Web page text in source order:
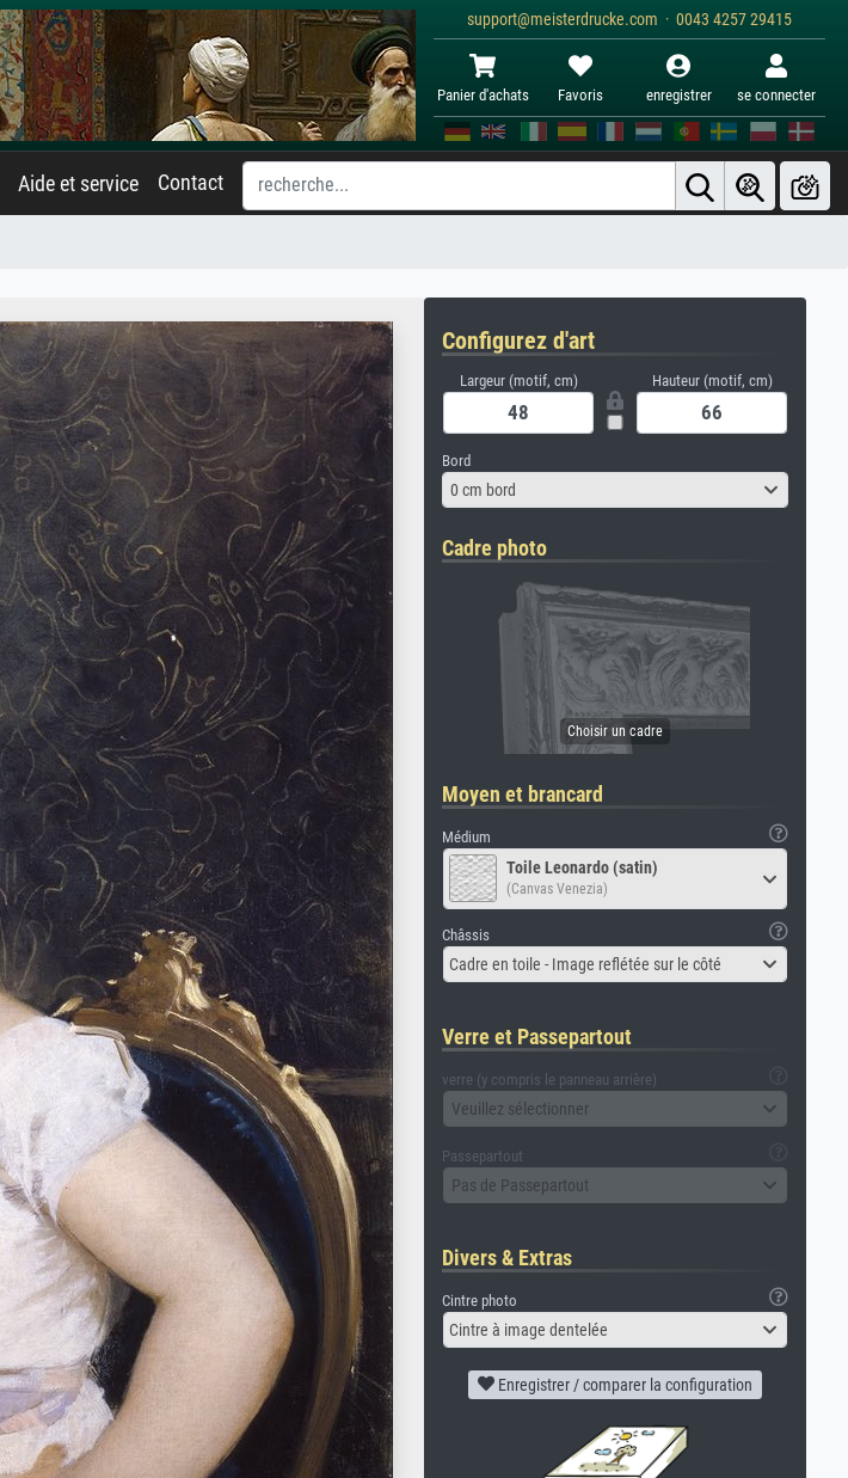
support@meisterdrucke.com · 0043 4257 29415
Panier d'achats Favoris enregistrer se connecter
Aide et service Contact
Configurez d'art
Largeur (motif, cm) Hauteur (motif, cm)
Bord
0 cm bord
Cadre photo
Moyen et brancard
Médium
Toile Leonardo (satin)
(Canvas Venezia)
Châssis
Cadre en toile - Image reflétée sur le côté
Verre et Passepartout
verre (y compris le panneau arrière)
Veuillez sélectionner
Passepartout
Pas de Passepartout
Divers & Extras
Cintre photo
Cintre à image dentelée
Enregistrer / comparer la configuration